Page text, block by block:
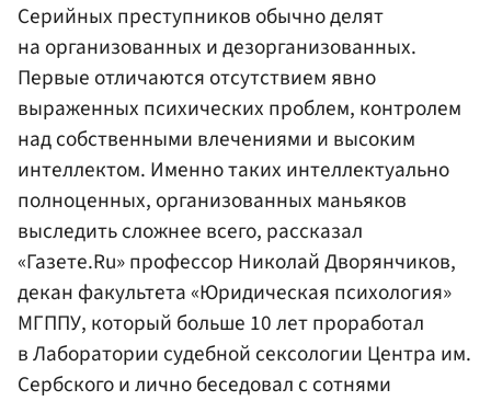
Серийных преступников обычно делят
на организованных и дезорганизованных.
Первые отличаются отсутствием явно
выраженных психических проблем, контролем
над собственными влечениями и высоким
интеллектом. Именно таких интеллектуально
полноценных, организованных маньяков
выследить сложнее всего, рассказал
«Газете.Ru» профессор Николай Дворянчиков,
декан факультета «Юридическая психология»
МГППУ, который больше 10 лет проработал
в Лаборатории судебной сексологии Центра им.
Сербского и лично беседовал с сотнями